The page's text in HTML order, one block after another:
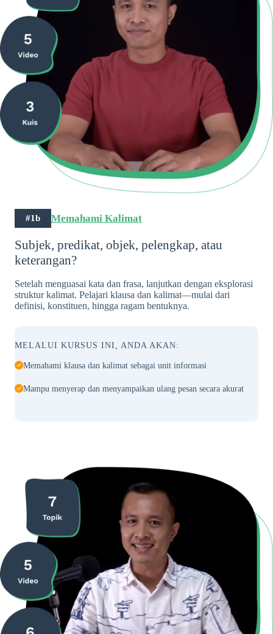
#1b Memahami Kalimat
Subjek, predikat, objek, pelengkap, atau
keterangan?
Setelah menguasai kata dan frasa, lanjutkan dengan eksplorasi
struktur kalimat. Pelajari klausa dan kalimat—mulai dari
definisi, konstituen, hingga ragam bentuknya.
MELALUI KURSUS INI, ANDA AKAN:
Memahami klausa dan kalimat sebagai unit informasi
Mampu menyerap dan menyampaikan ulang pesan secara akurat